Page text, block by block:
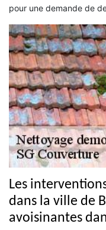
pour une demande de
Les
dans la ville de
avoisinantes